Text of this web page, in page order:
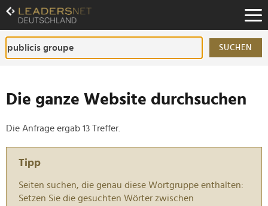
Zum
Inhalt
Zur
Fußzeilen-
Navigation
SUCHEN
Die ganze Website durchsuchen
Die Anfrage ergab 13 Treffer.
Tipp
Seiten suchen, die genau diese Wortgruppe enthalten:
Setzen Sie die gesuchten Wörter zwischen